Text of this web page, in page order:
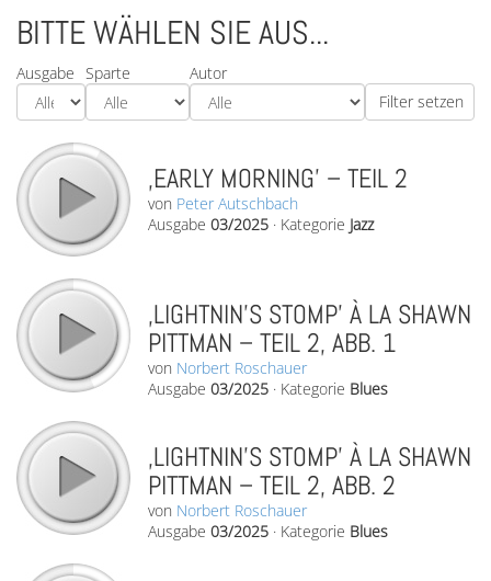
BITTE WÄHLEN SIE AUS...
Ausgabe Sparte Autor
‚EARLY MORNING’ – TEIL 2
von Peter Autschbach
Ausgabe 03/2025 · Kategorie Jazz
‚LIGHTNIN’S STOMP’ À LA SHAWN
PITTMAN – TEIL 2, ABB. 1
von Norbert Roschauer
Ausgabe 03/2025 · Kategorie Blues
‚LIGHTNIN’S STOMP’ À LA SHAWN
PITTMAN – TEIL 2, ABB. 2
von Norbert Roschauer
Ausgabe 03/2025 · Kategorie Blues